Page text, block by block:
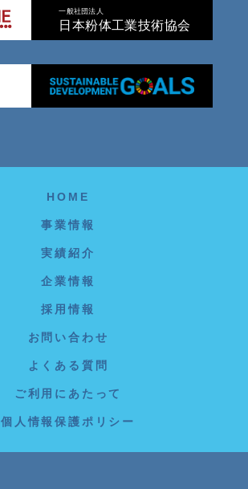
一般社団法人
日本粉体工業技術協会
HOME
事業情報
実績紹介
企業情報
採用情報
お問い合わせ
よくある質問
ご利用にあたって
個人情報保護ポリシー